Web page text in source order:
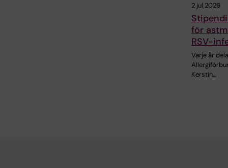
2 jul 2026
för
RSV-
Varje år
Kerstin…